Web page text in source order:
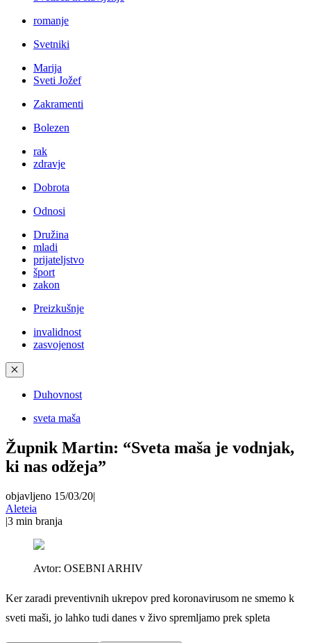
romanje
Svetniki
Marija
Sveti Jožef
Zakramenti
Bolezen
rak
zdravje
Dobrota
Odnosi
Družina
mladi
prijateljstvo
šport
zakon
Preizkušnje
invalidnost
zasvojenost
✕
Duhovnost
sveta maša
Župnik Martin: “Sveta maša je vodnjak,
ki nas odžeja”
objavljeno 15/03/20|
Aleteia
|3 min branja
Avtor: OSEBNI ARHIV
Ker zaradi preventivnih ukrepov pred koronavirusom ne smemo k
sveti maši, jo lahko tudi danes v živo spremljamo prek spleta